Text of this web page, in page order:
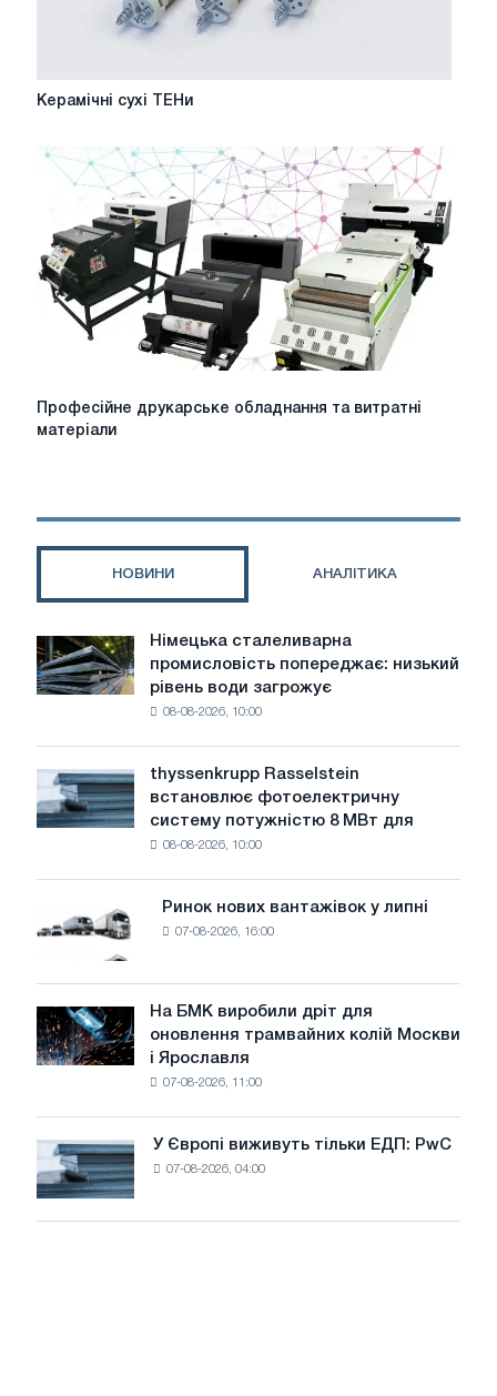
Керамічні
Керамічні сухі ТЕНи
Професійне
друкарське
матеріали
Професійне друкарське обладнання та витратні
матеріали
НОВИНИ АНАЛІТИКА
Німецька
сталеливарна
промисловість
води
загрожує
Німецька сталеливарна
промисловість попереджає: низький
рівень води загрожує
08-08-2026, 10:00
thyssenkrupp
Rasselstein
встановлює
фотоелектричну
цілей
декарбонізації
thyssenkrupp Rasselstein
встановлює фотоелектричну
систему потужністю 8 МВт для
08-08-2026, 10:00
Ринок
нових
вантажівок
у
липні
Ринок нових вантажівок у липні
07-08-2026, 16:00
На
БМК
виробили
трамвайних
колій
На БМК виробили дріт для
оновлення трамвайних колій Москви
і Ярославля
07-08-2026, 11:00
Європі
виживуть
тільки
У Європі виживуть тільки ЕДП: PwC
07-08-2026, 04:00